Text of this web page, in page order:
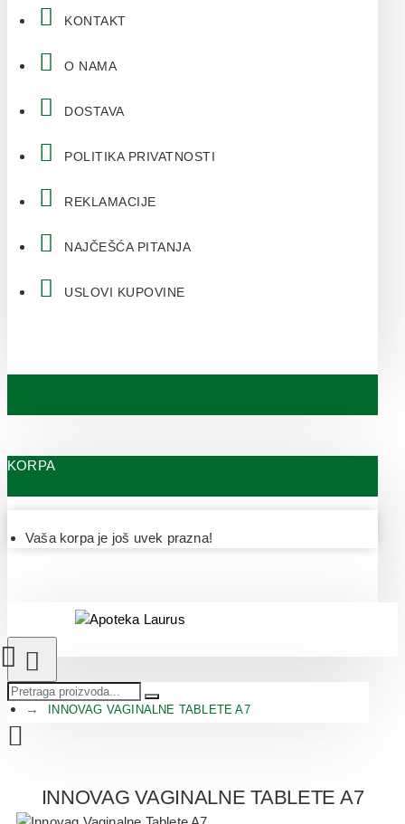
KONTAKT
O NAMA
DOSTAVA
POLITIKA PRIVATNOSTI
REKLAMACIJE
NAJČEŠĆA PITANJA
USLOVI KUPOVINE
KORPA
Vaša korpa je još uvek prazna!
INNOVAG VAGINALNE TABLETE A7
INNOVAG VAGINALNE TABLETE A7